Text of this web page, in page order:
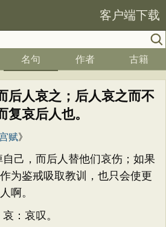
客户端下载
名句 作者 古籍
后人哀之；后人哀之而不
哀后人也。
赋》
己，而后人替他们哀伤；如果
为鉴戒吸取教训，也只会使更
啊。
：哀叹。